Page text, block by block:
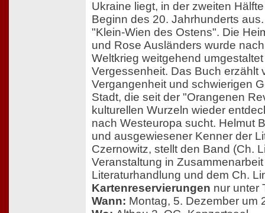
Ukraine liegt, in der zweiten
Beginn des 20. Jahrhunderts
"Klein-Wien des Ostens". Die
und Rose Ausländers wurde
Weltkrieg weitgehend
Vergessenheit. Das Buch erzählt
Vergangenheit und schwierigen
Stadt, die seit der "Orangenen
kulturellen Wurzeln wieder
nach Westeuropa sucht. Helmut
und ausgewiesener Kenner der
Czernowitz, stellt den Band (Ch.
Veranstaltung in
Literaturhandlung und dem Ch.
Kartenreservierungen nur unter
Wann: Montag, 5. Dezember um